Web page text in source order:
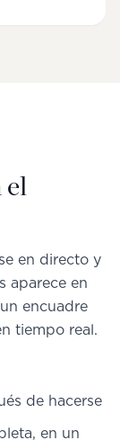
el
en directo y
aparece en
encuadre
tiempo real.
de hacerse
en un